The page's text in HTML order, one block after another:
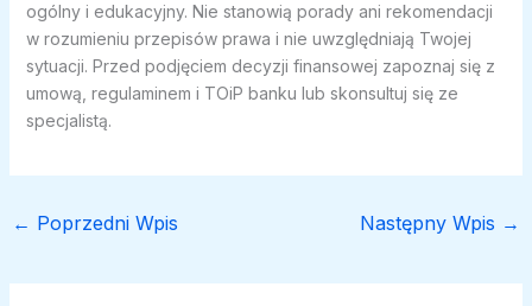
ogólny i edukacyjny. Nie stanowią porady ani rekomendacji
w rozumieniu przepisów prawa i nie uwzględniają Twojej
sytuacji. Przed podjęciem decyzji finansowej zapoznaj się z
umową, regulaminem i TOiP banku lub skonsultuj się ze
specjalistą.
← Poprzedni Wpis Następny Wpis →